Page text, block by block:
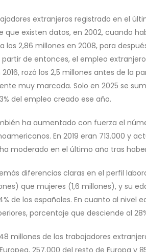
extranjeros registrado en el
que existen datos, en 2002, cuando
los 2,86 millones en 2008, para
partir de entonces, el empleo
rozó los 2,5 millones antes de la
muy marcada. Solo en 2025 se
del empleo creado ese año.
ha aumentado con fuerza el
En 2019 eran 713.000 y
moderado en el último año tras
diferencias claras en el perfil
que mujeres (1,6 millones), y su
de los españoles. En cuanto al nivel
porcentaje que desciende al
millones de los trabajadores
257.000 del resto de Europa y